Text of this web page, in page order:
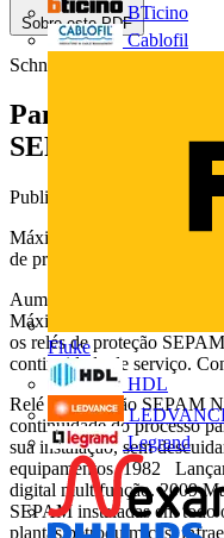
BTicino
Cablofil
Fluke
HDL
Legrand
Sobre este PDF
Schneider Electric
Panorama
SEPAM séries
Publicado: 12 de agosto de
Máxima proteção Sepam
de proteção digitais Simples
Aumentar acontinuidade de
Máxima segurança Seu
os relés de proteção
continuidade de serviço.
Relé de Proteção SEPAM
continuidade do processo
sua instalação, sem
equipamentos. 1982
digital multifunção. 2009
SEPAM instaladas em todo
plantas petroquímicas,